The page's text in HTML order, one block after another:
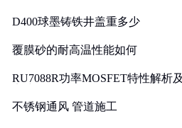
D400球墨铸铁井盖重多少
覆膜砂的耐高温性能如何
RU7088R功率MOSFET特性解析
不锈钢通风 管道施工